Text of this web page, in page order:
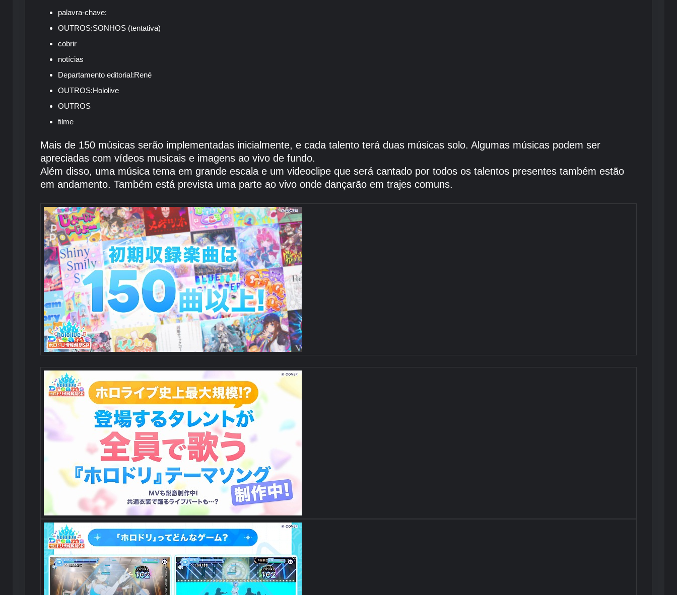
palavra-chave:
OUTROS:SONHOS (tentativa)
cobrir
notícias
Departamento editorial:René
OUTROS:Hololive
OUTROS
filme
Mais de 150 músicas serão implementadas inicialmente, e cada talento terá duas músicas solo. Algumas músicas podem ser
apreciadas com vídeos musicais e imagens ao vivo de fundo.
Além disso, uma música tema em grande escala e um videoclipe que será cantado por todos os talentos presentes também estão
em andamento. Também está prevista uma parte ao vivo onde dançarão em trajes comuns.